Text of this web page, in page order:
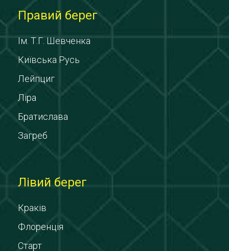
Правий берег
Ім. Т.Г. Шевченка
Київська Русь
Лейпциг
Ліра
Братислава
Загреб
Лівий берег
Краків
Флоренція
Старт